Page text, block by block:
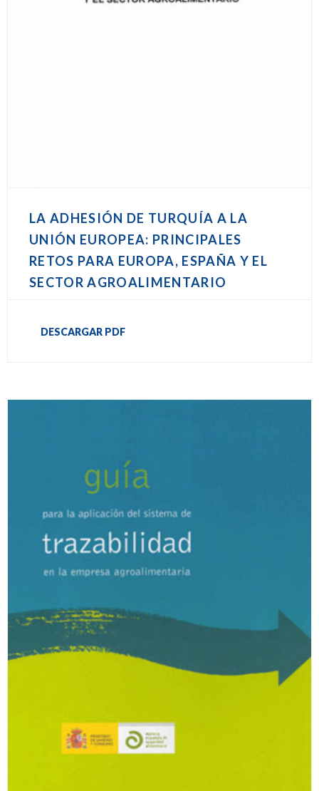
LA ADHESIÓN DE TURQUÍA A LA
UNIÓN EUROPEA: PRINCIPALES
RETOS PARA EUROPA, ESPAÑA Y EL
SECTOR AGROALIMENTARIO
DESCARGAR PDF